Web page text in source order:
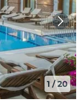
1 /20